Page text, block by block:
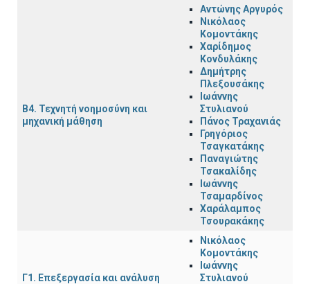
Β4. Τεχνητή νοημοσύνη και
μηχανική μάθηση
Αντώνης Αργυρός
Νικόλαος
Κομοντάκης
Χαρίδημος
Κονδυλάκης
Δημήτρης
Πλεξουσάκης
Ιωάννης
Στυλιανού
Πάνος Τραχανιάς
Γρηγόριος
Τσαγκατάκης
Παναγιώτης
Τσακαλίδης
Ιωάννης
Τσαμαρδίνος
Χαράλαμπος
Τσουρακάκης
Γ1. Επεξεργασία και ανάλυση
Νικόλαος
Κομοντάκης
Ιωάννης
Στυλιανού